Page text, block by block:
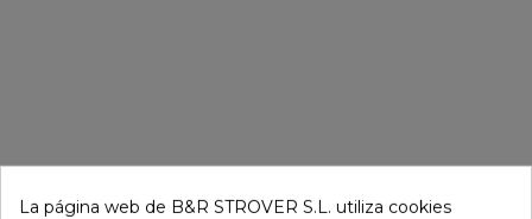
La página web de B&R STROVER S.L. utiliza cookies